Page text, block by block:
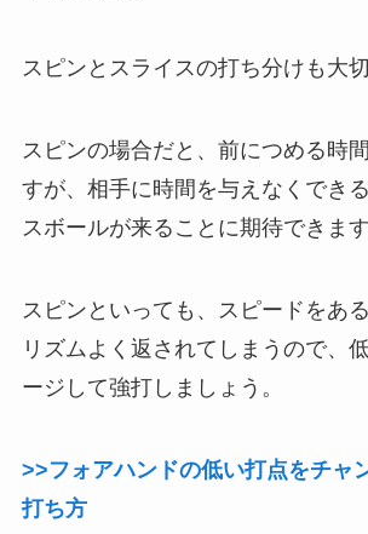
スピンとスライスの打ち分けも大切
スピンの場合だと、前につめる時
すが、相手に時間を与えなくでき
スボールが来ることに期待できます
スピンといっても、スピードをあ
リズムよく返されてしまうので、
ージして強打しましょう。
>>フォアハンドの低い打点をチャ
打ち方